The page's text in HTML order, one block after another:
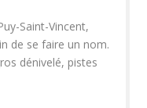
Saint-Vincent,
de se faire un nom.
dénivelé, pistes